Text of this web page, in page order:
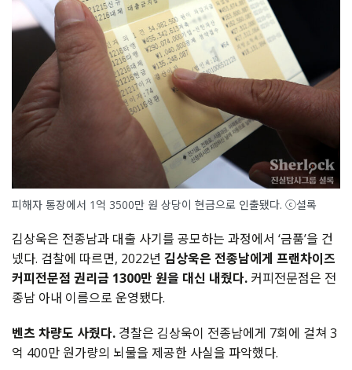
피해자 통장에서 1억 3500만 원 상당이 현금으로 인출됐다. ⓒ셜록
김상욱은 전종남과 대출 사기를 공모하는 과정에서 ‘금품’을 건
넸다. 검찰에 따르면, 2022년 김상욱은 전종남에게 프랜차이즈
커피전문점 권리금 1300만 원을 대신 내줬다. 커피전문점은 전
종남 아내 이름으로 운영됐다.
벤츠 차량도 사줬다. 경찰은 김상욱이 전종남에게 7회에 걸쳐 3
억 400만 원가량의 뇌물을 제공한 사실을 파악했다.